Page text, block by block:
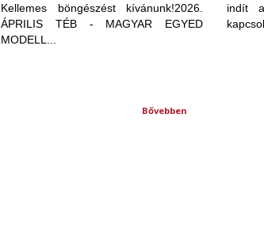
Kellemes böngészést kívánunk!2026.
ÁPRILIS TÉB - MAGYAR EGYED
MODELL...
Bővebben
indít a